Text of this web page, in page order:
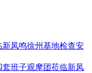
凤鸣徐州基地检查安
班子观摩团莅临新凤